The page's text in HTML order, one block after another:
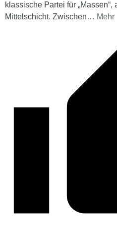
klassische Partei für
Mittelschicht. Zwischen… Mehr